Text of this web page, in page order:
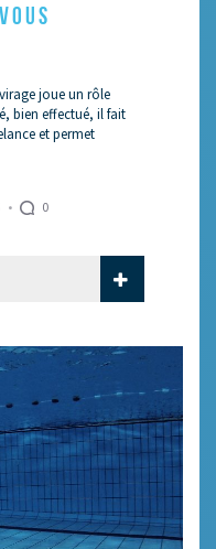
joue un rôle
bien effectué, il fait
et permet
0